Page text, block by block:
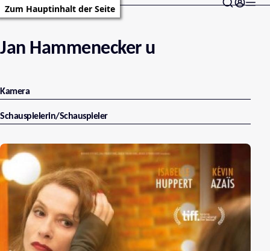
Zum Hauptinhalt der Seite
Jan Hammenecker u
Kamera
Schauspielerin/Schauspieler